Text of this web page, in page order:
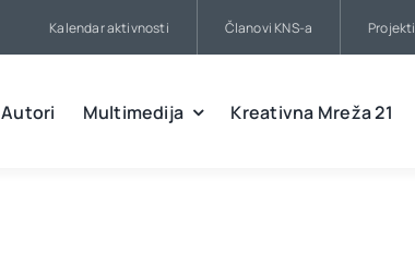
Kalendar aktivnosti Članovi KNS-a Projekti
Autori Multimedija Kreativna Mreža 21